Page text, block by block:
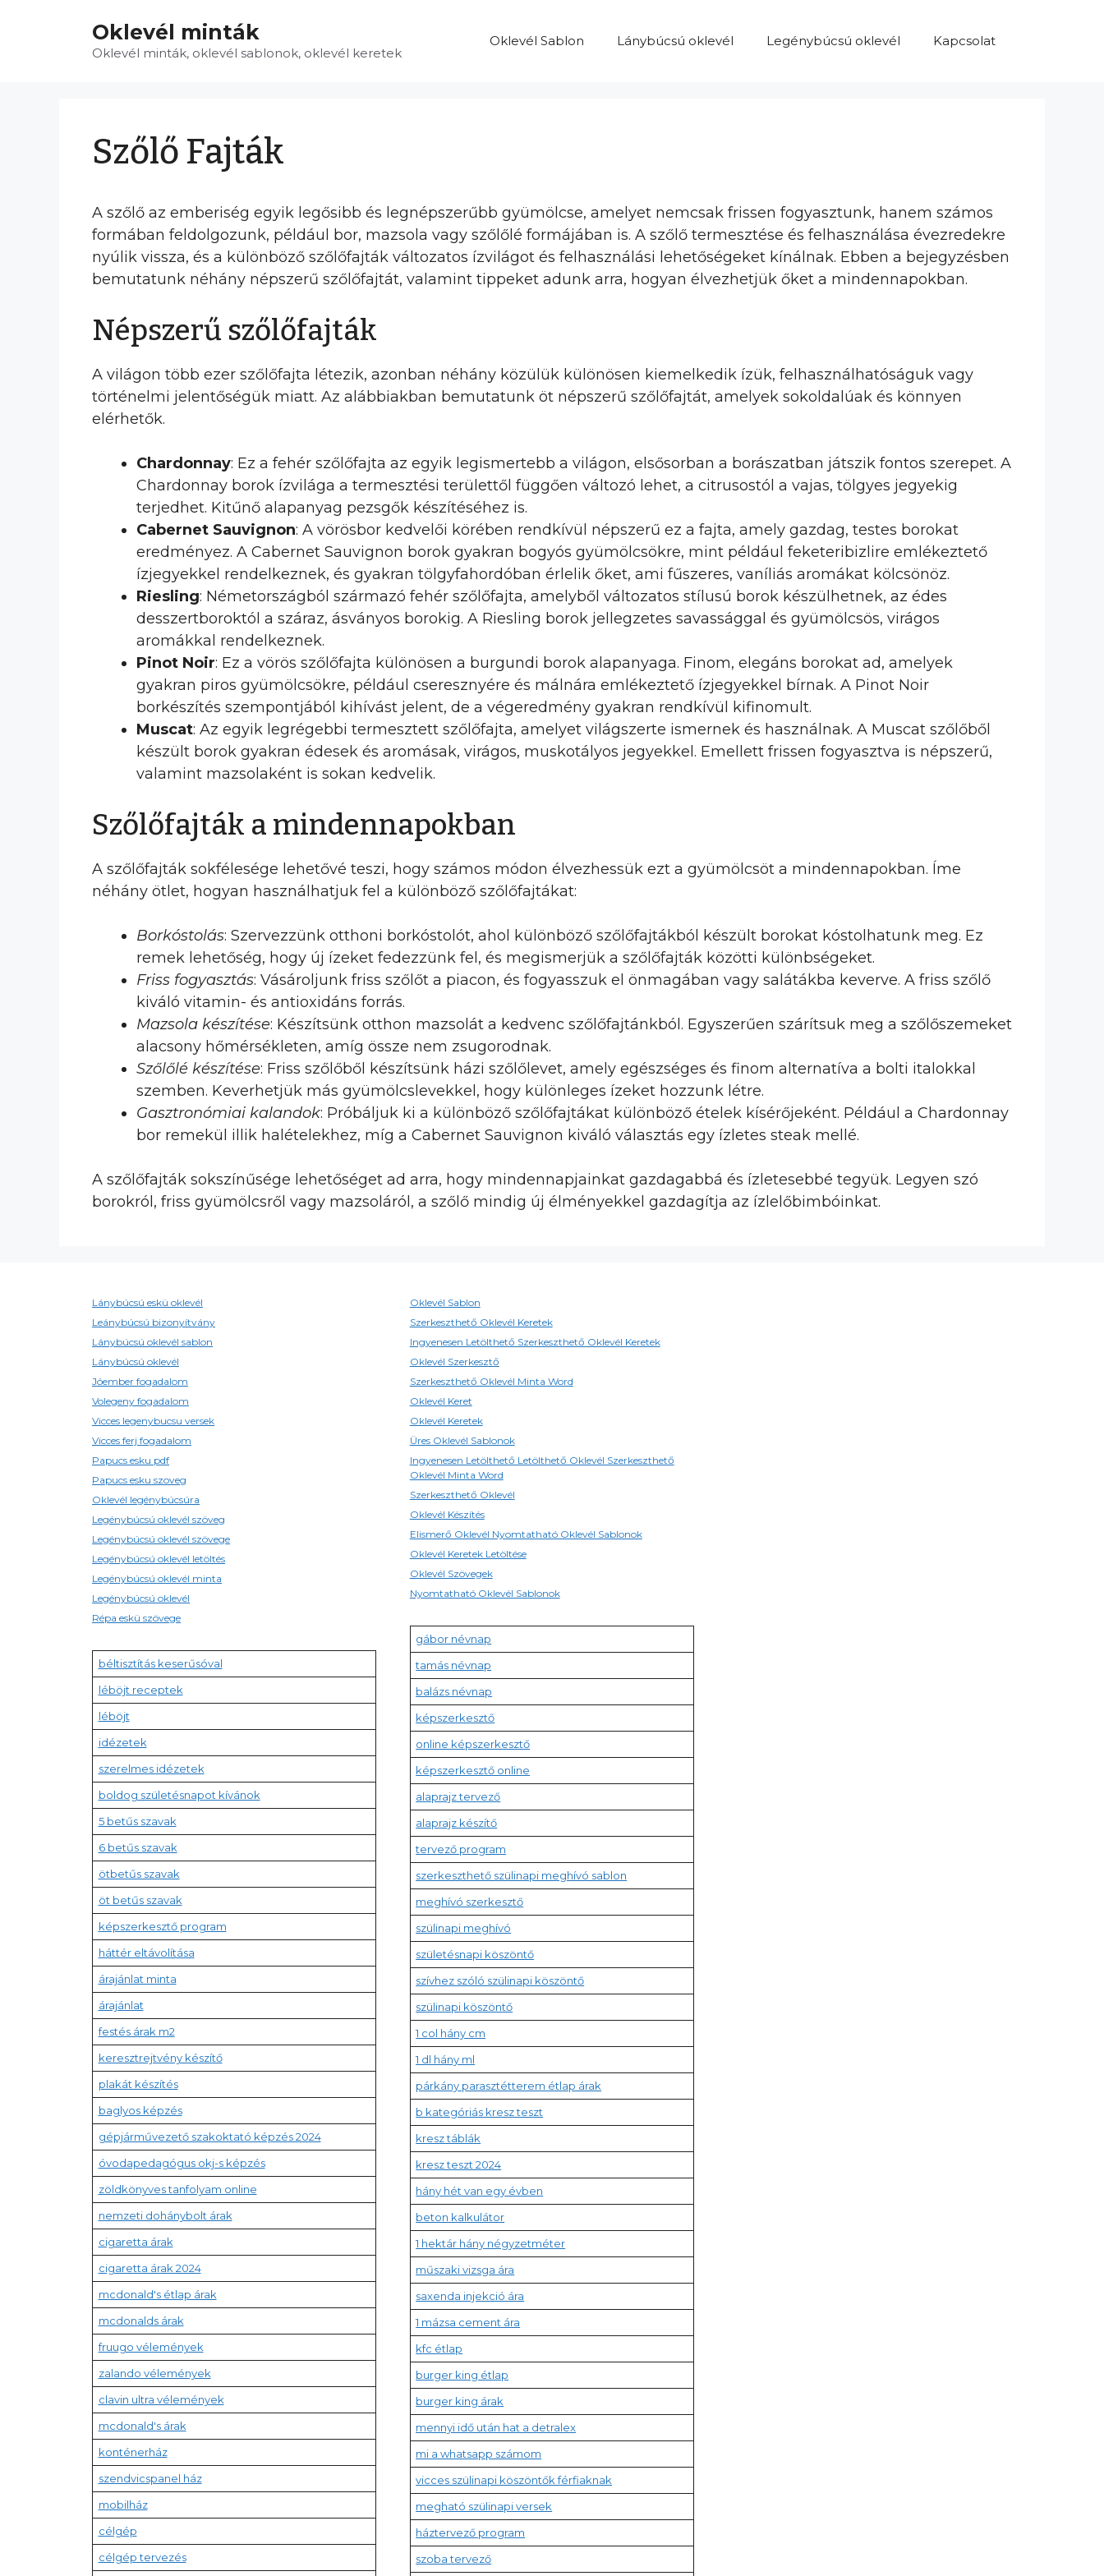
Oklevél minták
Oklevél minták, oklevél sablonok, oklevél keretek
Oklevél Sablon Lánybúcsú oklevél Legénybúcsú oklevél Kapcsolat
Szőlő Fajták
A szőlő az emberiség egyik legősibb és legnépszerűbb gyümölcse, amelyet nemcsak frissen fogyasztunk, hanem számos
formában feldolgozunk, például bor, mazsola vagy szőlőlé formájában is. A szőlő termesztése és felhasználása évezredekre
nyúlik vissza, és a különböző szőlőfajták változatos ízvilágot és felhasználási lehetőségeket kínálnak. Ebben a bejegyzésben
bemutatunk néhány népszerű szőlőfajtát, valamint tippeket adunk arra, hogyan élvezhetjük őket a mindennapokban.
Népszerű szőlőfajták
A világon több ezer szőlőfajta létezik, azonban néhány közülük különösen kiemelkedik ízük, felhasználhatóságuk vagy
történelmi jelentőségük miatt. Az alábbiakban bemutatunk öt népszerű szőlőfajtát, amelyek sokoldalúak és könnyen
elérhetők.
Chardonnay: Ez a fehér szőlőfajta az egyik legismertebb a világon, elsősorban a borászatban játszik fontos szerepet. A
Chardonnay borok ízvilága a termesztési területtől függően változó lehet, a citrusostól a vajas, tölgyes jegyekig
terjedhet. Kitűnő alapanyag pezsgők készítéséhez is.
Cabernet Sauvignon: A vörösbor kedvelői körében rendkívül népszerű ez a fajta, amely gazdag, testes borokat
eredményez. A Cabernet Sauvignon borok gyakran bogyós gyümölcsökre, mint például feketeribizlire emlékeztető
ízjegyekkel rendelkeznek, és gyakran tölgyfahordóban érlelik őket, ami fűszeres, vaníliás aromákat kölcsönöz.
Riesling: Németországból származó fehér szőlőfajta, amelyből változatos stílusú borok készülhetnek, az édes
desszertboroktól a száraz, ásványos borokig. A Riesling borok jellegzetes savassággal és gyümölcsös, virágos
aromákkal rendelkeznek.
Pinot Noir: Ez a vörös szőlőfajta különösen a burgundi borok alapanyaga. Finom, elegáns borokat ad, amelyek
gyakran piros gyümölcsökre, például cseresznyére és málnára emlékeztető ízjegyekkel bírnak. A Pinot Noir
borkészítés szempontjából kihívást jelent, de a végeredmény gyakran rendkívül kifinomult.
Muscat: Az egyik legrégebbi termesztett szőlőfajta, amelyet világszerte ismernek és használnak. A Muscat szőlőből
készült borok gyakran édesek és aromásak, virágos, muskotályos jegyekkel. Emellett frissen fogyasztva is népszerű,
valamint mazsolaként is sokan kedvelik.
Szőlőfajták a mindennapokban
A szőlőfajták sokfélesége lehetővé teszi, hogy számos módon élvezhessük ezt a gyümölcsöt a mindennapokban. Íme
néhány ötlet, hogyan használhatjuk fel a különböző szőlőfajtákat:
Borkóstolás: Szervezzünk otthoni borkóstolót, ahol különböző szőlőfajtákból készült borokat kóstolhatunk meg. Ez
remek lehetőség, hogy új ízeket fedezzünk fel, és megismerjük a szőlőfajták közötti különbségeket.
Friss fogyasztás: Vásároljunk friss szőlőt a piacon, és fogyasszuk el önmagában vagy salátákba keverve. A friss szőlő
kiváló vitamin- és antioxidáns forrás.
Mazsola készítése: Készítsünk otthon mazsolát a kedvenc szőlőfajtánkból. Egyszerűen szárítsuk meg a szőlőszemeket
alacsony hőmérsékleten, amíg össze nem zsugorodnak.
Szőlőlé készítése: Friss szőlőből készítsünk házi szőlőlevet, amely egészséges és finom alternatíva a bolti italokkal
szemben. Keverhetjük más gyümölcslevekkel, hogy különleges ízeket hozzunk létre.
Gasztronómiai kalandok: Próbáljuk ki a különböző szőlőfajtákat különböző ételek kísérőjeként. Például a Chardonnay
bor remekül illik halételekhez, míg a Cabernet Sauvignon kiváló választás egy ízletes steak mellé.
A szőlőfajták sokszínűsége lehetőséget ad arra, hogy mindennapjainkat gazdagabbá és ízletesebbé tegyük. Legyen szó
borokról, friss gyümölcsről vagy mazsoláról, a szőlő mindig új élményekkel gazdagítja az ízlelőbimbóinkat.
Lánybúcsú eskü oklevél
Leánybúcsú bizonyítvány
Lánybúcsú oklevél sablon
Lánybúcsú oklevél
Jóember fogadalom
Volegeny fogadalom
Vicces legenybucsu versek
Vicces ferj fogadalom
Papucs esku pdf
Papucs esku szoveg
Oklevél legénybúcsúra
Legénybúcsú oklevél szöveg
Legénybúcsú oklevél szövege
Legénybúcsú oklevél letöltés
Legénybúcsú oklevél minta
Legénybúcsú oklevél
Répa eskü szövege
béltisztítás keserűsóval
léböjt receptek
léböjt
idézetek
szerelmes idézetek
boldog születésnapot kívánok
5 betűs szavak
6 betűs szavak
ötbetűs szavak
öt betűs szavak
képszerkesztő program
háttér eltávolítása
árajánlat minta
árajánlat
festés árak m2
keresztrejtvény készítő
plakát készítés
baglyos képzés
gépjárművezető szakoktató képzés 2024
óvodapedagógus okj-s képzés
zöldkönyves tanfolyam online
nemzeti dohánybolt árak
cigaretta árak
cigaretta árak 2024
mcdonald's étlap árak
mcdonalds árak
fruugo vélemények
zalando vélemények
clavin ultra vélemények
mcdonald's árak
konténerház
szendvicspanel ház
mobilház
célgép
célgép tervezés
Oklevél Sablon
Szerkeszthető Oklevél Keretek
Ingyenesen Letölthető Szerkeszthető Oklevél Keretek
Oklevél Szerkesztő
Szerkeszthető Oklevél Minta Word
Oklevél Keret
Oklevél Keretek
Üres Oklevél Sablonok
Ingyenesen Letölthető Letölthető Oklevél Szerkeszthető
Oklevél Minta Word
Szerkeszthető Oklevél
Oklevél Készítés
Elismerő Oklevél Nyomtatható Oklevél Sablonok
Oklevél Keretek Letöltése
Oklevél Szövegek
Nyomtatható Oklevél Sablonok
gábor névnap
tamás névnap
balázs névnap
képszerkesztő
online képszerkesztő
képszerkesztő online
alaprajz tervező
alaprajz készítő
tervező program
szerkeszthető szülinapi meghívó sablon
meghívó szerkesztő
szülinapi meghívó
születésnapi köszöntő
szívhez szóló szülinapi köszöntő
szülinapi köszöntő
1 col hány cm
1 dl hány ml
párkány parasztétterem étlap árak
b kategóriás kresz teszt
kresz táblák
kresz teszt 2024
hány hét van egy évben
beton kalkulátor
1 hektár hány négyzetméter
műszaki vizsga ára
saxenda injekció ára
1 mázsa cement ára
kfc étlap
burger king étlap
burger king árak
mennyi idő után hat a detralex
mi a whatsapp számom
vicces szülinapi köszöntők férfiaknak
megható szülinapi versek
háztervező program
szoba tervező